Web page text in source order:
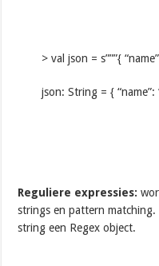
> val json = s”””{
json: String = { “name”:
Reguliere expressies:
strings en pattern matching.
string een Regex object.